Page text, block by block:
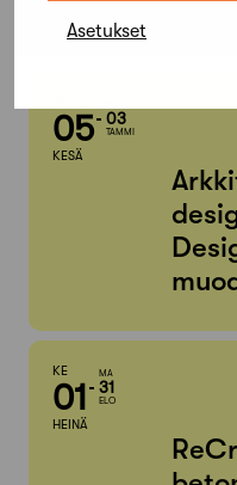
Asetukset
Etsi tapahtumista
05
KESÄ
03
TAMMI
KE
01
HEINÄ
MA
31
ELO